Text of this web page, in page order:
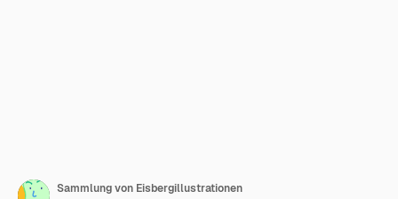
Sammlung von Eisbergillustrationen